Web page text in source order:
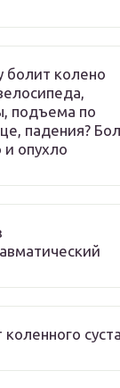
болит колено
подъема по
падения?
и опухло